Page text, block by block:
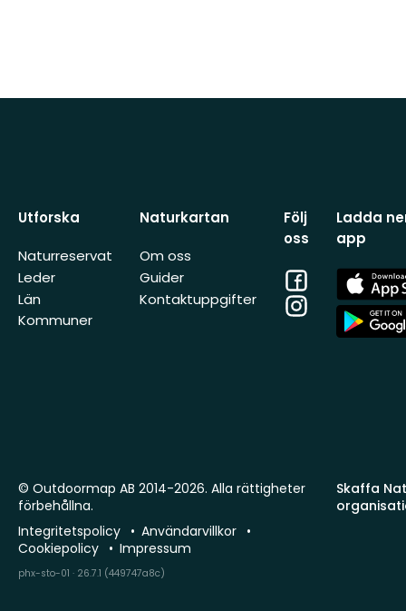
Utforska
Naturreservat
Leder
Län
Kommuner
Naturkartan
Om oss
Guider
Kontaktuppgifter
Följ
oss
Facebook
Instagram
Ladda
app
App
Store
App
Store
Skaffa
© Outdoormap AB 2014-2026. Alla rättigheter
förbehållna.
Integritetspolicy
Användarvillkor
Cookiepolicy
Impressum
phx-sto-01 · 26.7.1 (449747a8c)